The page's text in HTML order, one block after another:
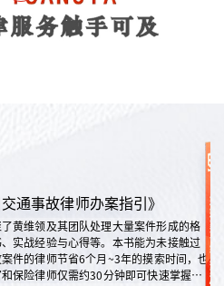
交通事故律师办案指引》
黄维领及其团队处理大量案件形成的格
实战经验与心得等。本书能为未接触过
件的律师节省6个月~3年的摸索时间，也
保险律师仅需约30分钟即可快速掌握案